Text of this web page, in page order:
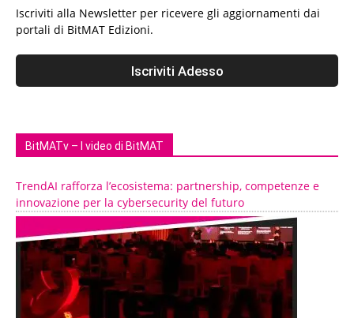
Iscriviti alla Newsletter per ricevere gli aggiornamenti dai
portali di BitMAT Edizioni.
BitMATv – I video di BitMAT
TrendAI rafforza l’ecosistema: partnership, competenze e
innovazione per la cybersecurity del futuro